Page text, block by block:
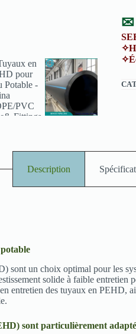
✉
Description
sont un choix optimal pour les
solide à faible entretien
entretien des tuyaux en PEHD,
sont particulièrement